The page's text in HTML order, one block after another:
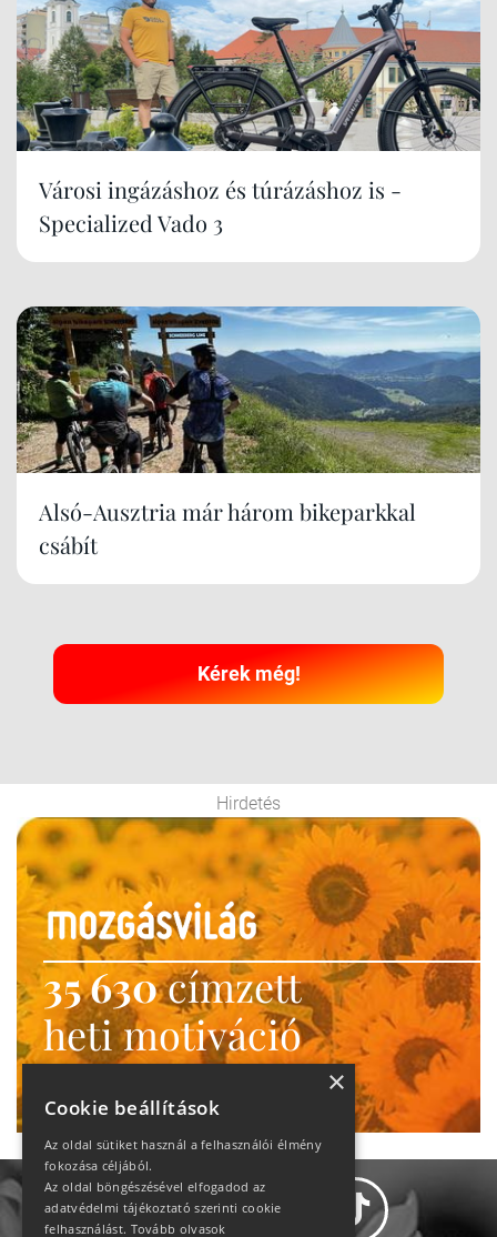
Városi ingázáshoz és túrázáshoz is -
Specialized Vado 3
Alsó-Ausztria már három bikeparkkal
csábít
Kérek még!
Hirdetés
35 630címzett
heti motiváció
Ne maradj le!
×
Cookie beállítások
Az oldal sütiket használ a felhasználói élmény
fokozása céljából.
Az oldal böngészésével elfogadod az
adatvédelmi tájékoztató szerinti cookie
felhasználást. Tovább olvasok